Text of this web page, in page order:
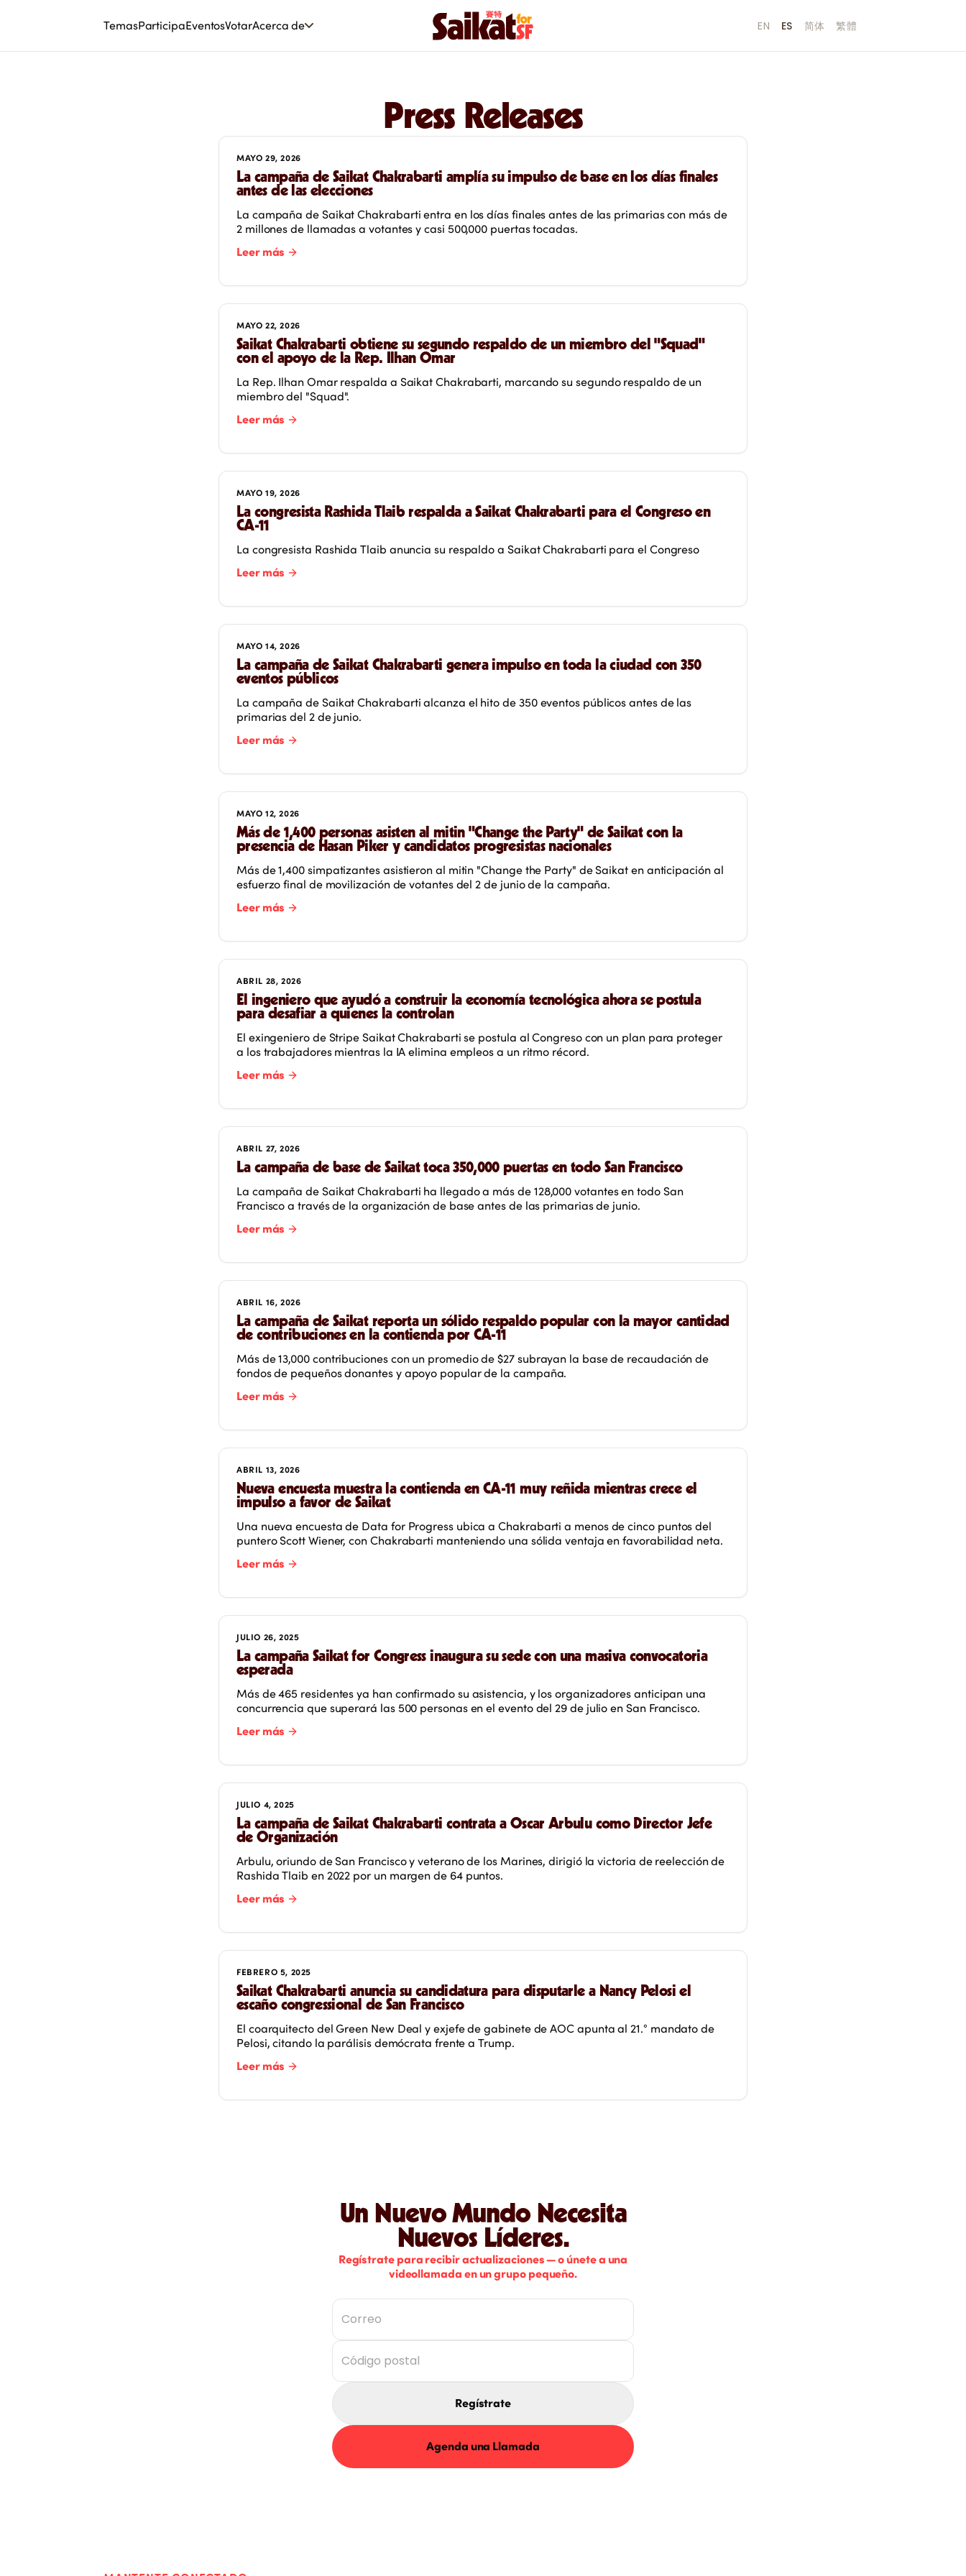
TemasParticipaEventosVotarAcerca de EN ES 简体 繁體
Press Releases
MAYO 29, 2026
La campaña de Saikat Chakrabarti amplía su impulso de base en los días finales
antes de las elecciones
La campaña de Saikat Chakrabarti entra en los días finales antes de las primarias con más de
2 millones de llamadas a votantes y casi 500,000 puertas tocadas.
Leer más
MAYO 22, 2026
Saikat Chakrabarti obtiene su segundo respaldo de un miembro del "Squad"
con el apoyo de la Rep. Ilhan Omar
La Rep. Ilhan Omar respalda a Saikat Chakrabarti, marcando su segundo respaldo de un
miembro del "Squad".
Leer más
MAYO 19, 2026
La congresista Rashida Tlaib respalda a Saikat Chakrabarti para el Congreso en
CA-11
La congresista Rashida Tlaib anuncia su respaldo a Saikat Chakrabarti para el Congreso
Leer más
MAYO 14, 2026
La campaña de Saikat Chakrabarti genera impulso en toda la ciudad con 350
eventos públicos
La campaña de Saikat Chakrabarti alcanza el hito de 350 eventos públicos antes de las
primarias del 2 de junio.
Leer más
MAYO 12, 2026
Más de 1,400 personas asisten al mitin "Change the Party" de Saikat con la
presencia de Hasan Piker y candidatos progresistas nacionales
Más de 1,400 simpatizantes asistieron al mitin "Change the Party" de Saikat en anticipación al
esfuerzo final de movilización de votantes del 2 de junio de la campaña.
Leer más
ABRIL 28, 2026
El ingeniero que ayudó a construir la economía tecnológica ahora se postula
para desafiar a quienes la controlan
El exingeniero de Stripe Saikat Chakrabarti se postula al Congreso con un plan para proteger
a los trabajadores mientras la IA elimina empleos a un ritmo récord.
Leer más
ABRIL 27, 2026
La campaña de base de Saikat toca 350,000 puertas en todo San Francisco
La campaña de Saikat Chakrabarti ha llegado a más de 128,000 votantes en todo San
Francisco a través de la organización de base antes de las primarias de junio.
Leer más
ABRIL 16, 2026
La campaña de Saikat reporta un sólido respaldo popular con la mayor cantidad
de contribuciones en la contienda por CA-11
Más de 13,000 contribuciones con un promedio de $27 subrayan la base de recaudación de
fondos de pequeños donantes y apoyo popular de la campaña.
Leer más
ABRIL 13, 2026
Nueva encuesta muestra la contienda en CA-11 muy reñida mientras crece el
impulso a favor de Saikat
Una nueva encuesta de Data for Progress ubica a Chakrabarti a menos de cinco puntos del
puntero Scott Wiener, con Chakrabarti manteniendo una sólida ventaja en favorabilidad neta.
Leer más
JULIO 26, 2025
La campaña Saikat for Congress inaugura su sede con una masiva convocatoria
esperada
Más de 465 residentes ya han confirmado su asistencia, y los organizadores anticipan una
concurrencia que superará las 500 personas en el evento del 29 de julio en San Francisco.
Leer más
JULIO 4, 2025
La campaña de Saikat Chakrabarti contrata a Oscar Arbulu como Director Jefe
de Organización
Arbulu, oriundo de San Francisco y veterano de los Marines, dirigió la victoria de reelección de
Rashida Tlaib en 2022 por un margen de 64 puntos.
Leer más
FEBRERO 5, 2025
Saikat Chakrabarti anuncia su candidatura para disputarle a Nancy Pelosi el
escaño congressional de San Francisco
El coarquitecto del Green New Deal y exjefe de gabinete de AOC apunta al 21.° mandato de
Pelosi, citando la parálisis demócrata frente a Trump.
Leer más
Un Nuevo Mundo Necesita
Nuevos Líderes.
Regístrate para recibir actualizaciones — o únete a una
videollamada en un grupo pequeño.
Regístrate
Agenda una Llamada